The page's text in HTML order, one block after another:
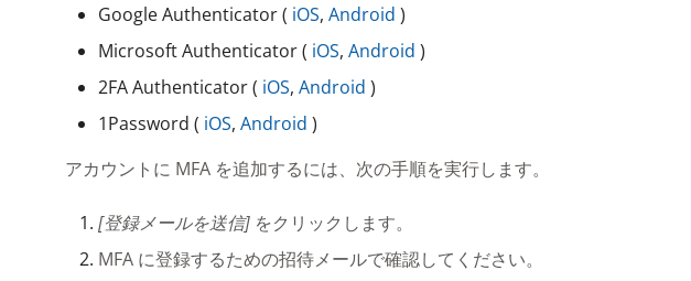
Google Authenticator ( iOS, Android )
Microsoft Authenticator ( iOS, Android )
2FA Authenticator ( iOS, Android )
1Password ( iOS, Android )
アカウントに MFA を追加するには、次の手順を実行します。
[登録メールを送信] をクリックします。
MFA に登録するための招待メールで確認してください。